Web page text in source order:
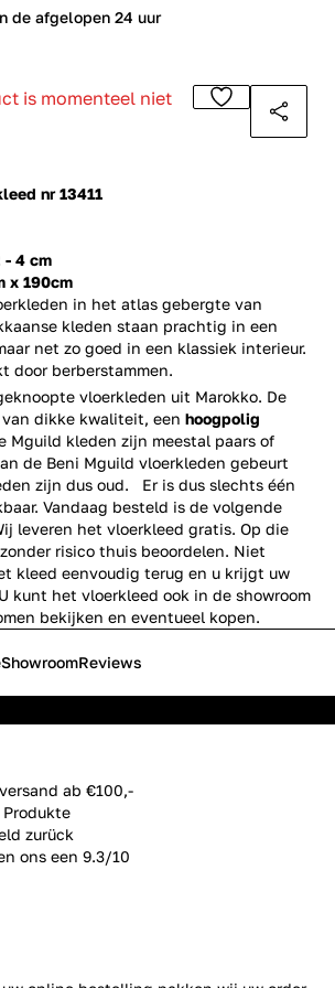
nr 13411
- 4 cm
x 190cm
in het atlas gebergte van
kleden staan prachtig in een
net zo goed in een klassiek interieur.
door berberstammen.
de afgelopen 24 uur
is momenteel niet
vloerkleden uit Marokko. De
dikke kwaliteit, een hoogpolig
Mguild kleden zijn meestal paars of
de Beni Mguild vloerkleden gebeurt
zijn dus oud. Er is dus slechts één
Vandaag besteld is de volgende
leveren het vloerkleed gratis. Op die
risico thuis beoordelen. Niet
kleed eenvoudig terug en u krijgt uw
kunt het vloerkleed ook in de showroom
bekijken en eventueel kopen.
ab €100,-
zurück
ons een 9.3/10
ShowroomReviews